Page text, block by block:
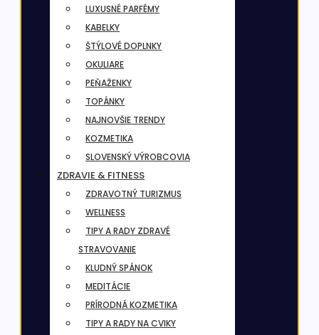
LUXUSNÉ PARFÉMY
KABELKY
ŠTÝLOVÉ DOPLNKY
OKULIARE
PEŇAŽENKY
TOPÁNKY
NAJNOVŠIE TRENDY
KOZMETIKA
SLOVENSKÝ VÝROBCOVIA
ZDRAVIE & FITNESS
ZDRAVOTNÝ TURIZMUS
WELLNESS
TIPY A RADY ZDRAVÉ
STRAVOVANIE
KLUDNÝ SPÁNOK
MEDITÁCIE
PRÍRODNÁ KOZMETIKA
TIPY A RADY NA CVIKY